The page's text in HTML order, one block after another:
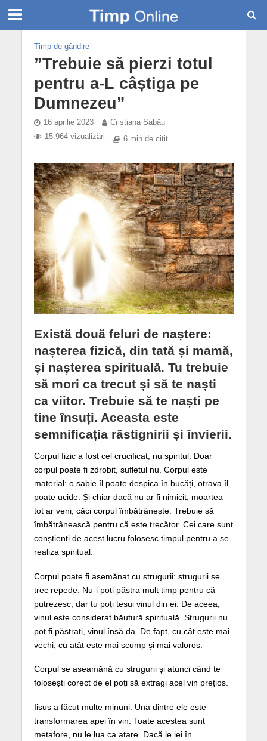
Timp de gândire
”Trebuie să pierzi totul
pentru a-L câștiga pe
Dumnezeu”
16 aprilie 2023
Cristiana Sabău
15.964 vizualizări
6 min de citit
Există două feluri de naștere:
nașterea fizică, din tată și mamă,
și nașterea spirituală. Tu trebuie
să mori ca trecut și să te naști
ca viitor. Trebuie să te naști pe
tine însuți. Aceasta este
semnificația răstignirii și învierii.
Corpul fizic a fost cel crucificat, nu spiritul. Doar
corpul poate fi zdrobit, sufletul nu. Corpul este
material: o sabie îl poate despica în bucăți, otrava îl
poate ucide. Și chiar dacă nu ar fi nimicit, moartea
tot ar veni, căci corpul îmbătrânește. Trebuie să
îmbătrânească pentru că este trecător. Cei care sunt
conștienți de acest lucru folosesc timpul pentru a se
realiza spiritual.
Corpul poate fi asemănat cu strugurii: strugurii se
trec repede. Nu-i poți păstra mult timp pentru că
putrezesc, dar tu poți tesui vinul din ei. De aceea,
vinul este considerat băutură spirituală. Strugurii nu
pot fi păstrați, vinul însă da. De fapt, cu cât este mai
vechi, cu atât este mai scump și mai valoros.
Corpul se aseamănă cu strugurii și atunci când te
folosești corect de el poți să extragi acel vin prețios.
Iisus a făcut multe minuni. Una dintre ele este
transformarea apei în vin. Toate acestea sunt
metafore, nu le lua ca atare. Dacă le iei în